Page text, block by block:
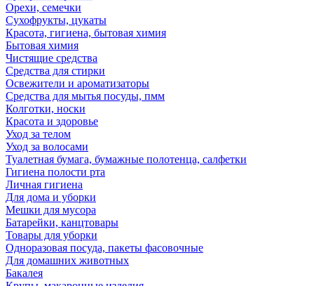
Орехи, семечки
Сухофрукты, цукаты
Красота, гигиена, бытовая химия
Бытовая химия
Чистящие средства
Средства для стирки
Освежители и ароматизаторы
Средства для мытья посуды, пмм
Колготки, носки
Красота и здоровье
Уход за телом
Уход за волосами
Туалетная бумага, бумажные полотенца, салфетки
Гигиена полости рта
Личная гигиена
Для дома и уборки
Мешки для мусора
Батарейки, канцтовары
Товары для уборки
Одноразовая посуда, пакеты фасовочные
Для домашних животных
Бакалея